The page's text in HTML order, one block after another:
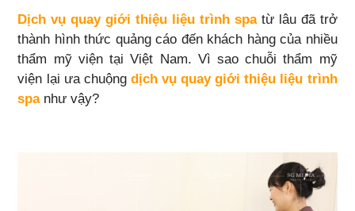
Dịch vụ quay giới thiệu liệu trình spa từ lâu đã trở
thành hình thức quảng cáo đến khách hàng của nhiều
thẩm mỹ viện tại Việt Nam. Vì sao chuỗi thẩm mỹ
viện lại ưa chuộng dịch vụ quay giới thiệu liệu trình
spa như vậy?